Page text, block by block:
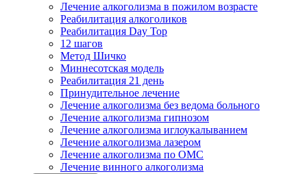
Лечение алкоголизма в пожилом возрасте
Реабилитация алкоголиков
Реабилитация Day Top
12 шагов
Метод Шичко
Миннесотская модель
Реабилитация 21 день
Принудительное лечение
Лечение алкоголизма без ведома больного
Лечение алкоголизма гипнозом
Лечение алкоголизма иглоукалыванием
Лечение алкоголизма лазером
Лечение алкоголизма по ОМС
Лечение винного алкоголизма